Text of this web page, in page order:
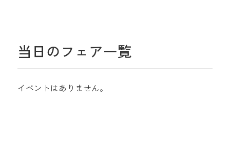
当日のフェア一覧
イベントはありません。